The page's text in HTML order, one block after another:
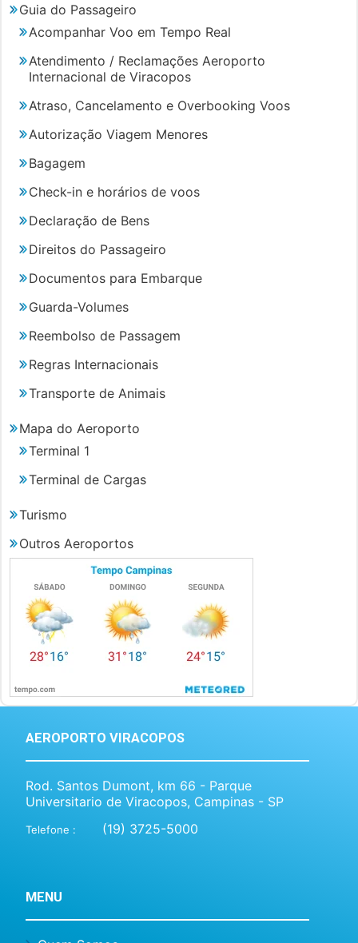
Guia do Passageiro
Acompanhar Voo em Tempo Real
Atendimento / Reclamações Aeroporto
Internacional de Viracopos
Atraso, Cancelamento e Overbooking Voos
Autorização Viagem Menores
Bagagem
Check-in e horários de voos
Declaração de Bens
Direitos do Passageiro
Documentos para Embarque
Guarda-Volumes
Reembolso de Passagem
Regras Internacionais
Transporte de Animais
Mapa do Aeroporto
Terminal 1
Terminal de Cargas
Turismo
Outros Aeroportos
AEROPORTO VIRACOPOS
Rod. Santos Dumont, km 66 - Parque
Universitario de Viracopos, Campinas - SP
Telefone : (19) 3725-5000
MENU